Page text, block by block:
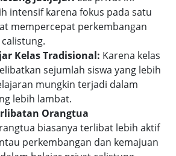
intensif karena fokus pada satu
mempercepat perkembangan
Kelas Tradisional: Karena kelas
sejumlah siswa yang lebih
mungkin terjadi dalam
lebih lambat.
Orangtua
biasanya terlibat lebih aktif
perkembangan dan kemajuan